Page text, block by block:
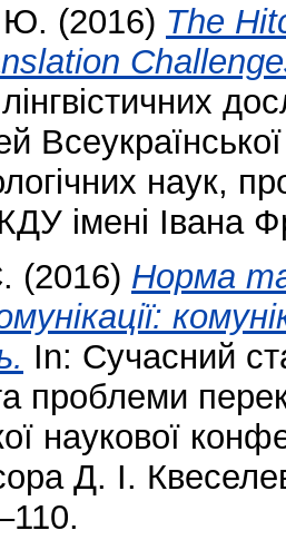
Ю. (2016) The
наук,
імені Івана
(2016) Норма
In: Сучасний
проблеми
наукової
Д. І.